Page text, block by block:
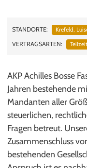
STANDORTE: Krefeld,
VERTRAGSARTEN:
Teilzeit
AKP Achilles Bosse
Jahren bestehende
Mandanten aller
steuerlichen,
Fragen betreut.
Zusammenschluss
bestehenden